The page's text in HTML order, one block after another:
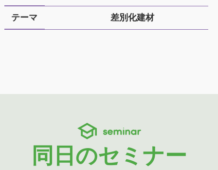
テーマ 差別化建材
seminar
同日のセミナー